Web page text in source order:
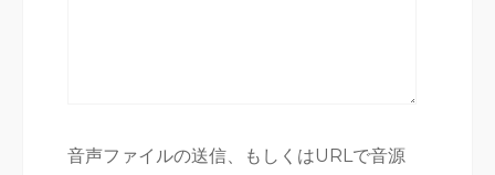
音声ファイルの送信、もしくはURLで音源